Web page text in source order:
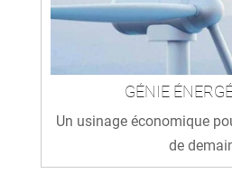
GÉNIE
Un usinage économique
de